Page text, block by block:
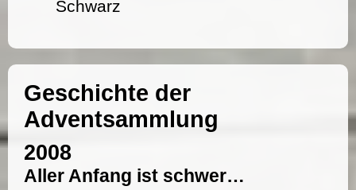
Schwarz
Geschichte der
Adventsammlung
2008
Aller Anfang ist schwer…